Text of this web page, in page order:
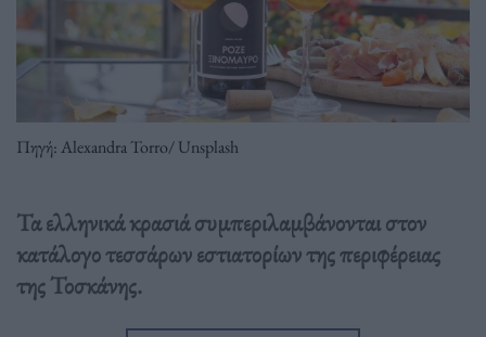
Πηγή: Alexandra Torro/ Unsplash
Τα ελληνικά κρασιά συμπεριλαμβάνονται στον
κατάλογο τεσσάρων εστιατορίων της περιφέρειας
της Τοσκάνης.